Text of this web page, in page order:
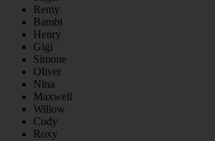
Remy
Bambi
Henry
Gigi
Simone
Oliver
Nina
Maxwell
Willow
Cody
Roxy